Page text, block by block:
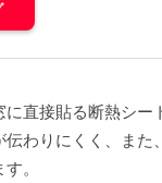
直接貼る断熱シー
わりにくく、また
。